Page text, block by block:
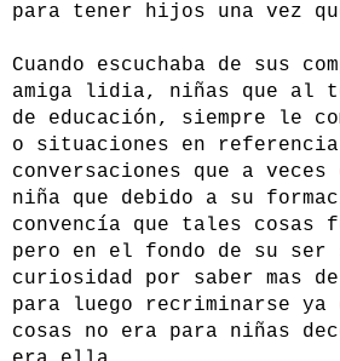
para tener hijos una vez
Cuando escuchaba de sus
amiga lidia, niñas que al
de educación, siempre le
o situaciones en
conversaciones que a
niña que debido a su
convencía que tales cosas
pero en el fondo de su ser
curiosidad por saber mas
para luego recriminarse ya
cosas no era para niñas